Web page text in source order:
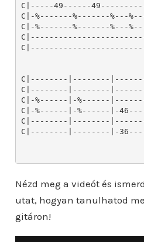
Nézd meg a videót és
utat, hogyan tanulhatod
gitáron!